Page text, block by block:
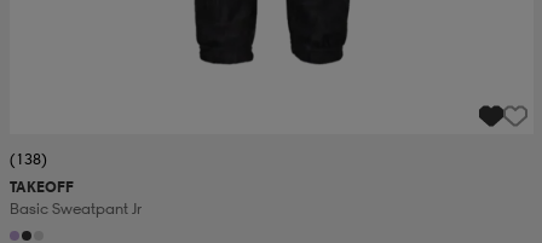
(138)
TAKEOFF
Basic Sweatpant Jr